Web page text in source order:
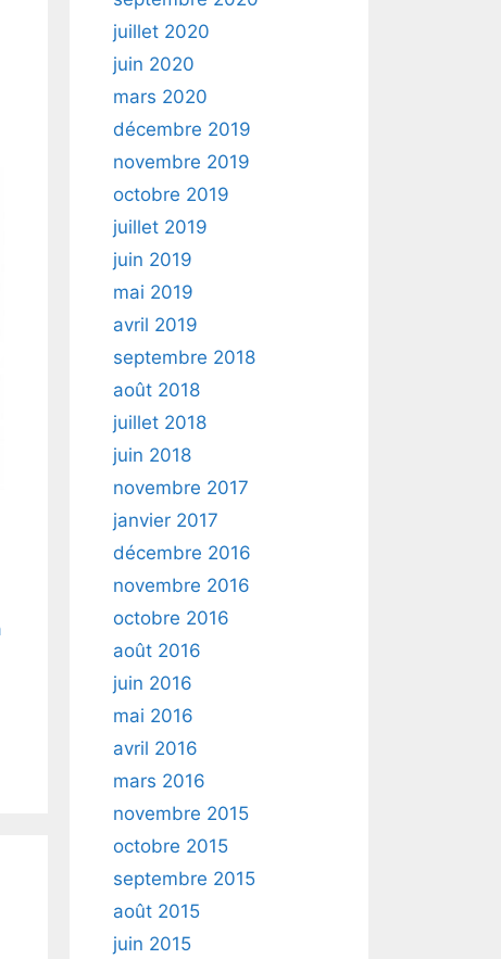
juillet 2020
juin 2020
mars 2020
décembre 2019
novembre 2019
octobre 2019
juillet 2019
juin 2019
mai 2019
avril 2019
septembre 2018
août 2018
juillet 2018
juin 2018
novembre 2017
janvier 2017
décembre 2016
novembre 2016
octobre 2016
août 2016
juin 2016
mai 2016
avril 2016
mars 2016
novembre 2015
octobre 2015
septembre 2015
août 2015
juin 2015